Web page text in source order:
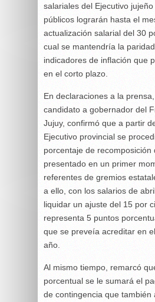
salariales del Ejecutivo
públicos lograrán hasta el
actualización salarial del 30
cual se mantendría la
indicadores de inflación que
en el corto plazo.
En declaraciones a la
candidato a gobernador del
Jujuy, confirmó que a partir
Ejecutivo provincial se
porcentaje de recomposición
presentado en un primer
referentes de gremios
a ello, con los salarios de
liquidar un ajuste del 15 por
representa 5 puntos
que se preveía acreditar en
año.
Al mismo tiempo, remarcó
porcentual se le sumará el
de contingencia que también